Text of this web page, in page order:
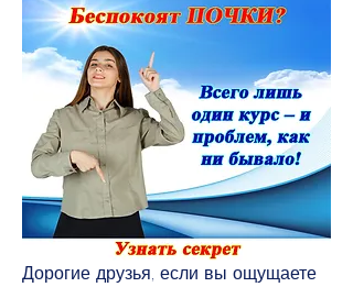
Дорогие друзья, если вы ощущаете